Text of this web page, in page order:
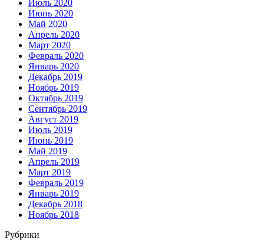
Июль 2020
Июнь 2020
Май 2020
Апрель 2020
Март 2020
Февраль 2020
Январь 2020
Декабрь 2019
Ноябрь 2019
Октябрь 2019
Сентябрь 2019
Август 2019
Июль 2019
Июнь 2019
Май 2019
Апрель 2019
Март 2019
Февраль 2019
Январь 2019
Декабрь 2018
Ноябрь 2018
Рубрики